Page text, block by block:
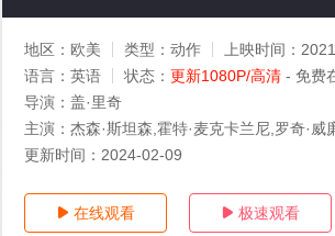
地区： 欧美 类型： 动作 上映时间： 2021
语言： 英语 状态： 更新1080P/高清 - 免费
导演： 盖·里奇
主演： 杰森·斯坦森,霍特·麦克卡兰尼,罗奇·
更新时间： 2024-02-09
 在线观看  极速观看